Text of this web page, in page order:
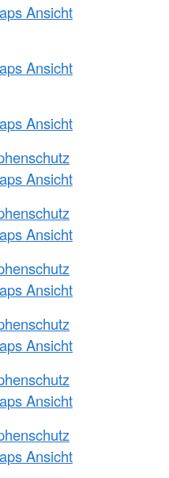
Ansicht
Ansicht
Ansicht
Ansicht
Ansicht
Ansicht
Ansicht
Ansicht
Ansicht